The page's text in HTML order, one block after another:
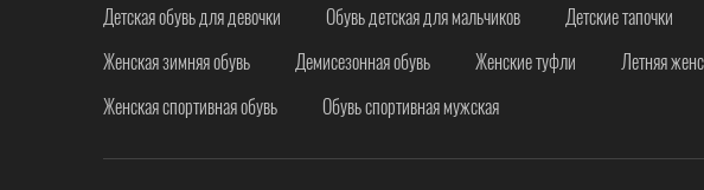
Детская обувь для девочки Обувь детская для мальчиков Детские тапочки
Женская зимняя обувь
Демисезонная обувь Женские туфли Летняя
Женская спортивная обувь
Обувь спортивная мужская